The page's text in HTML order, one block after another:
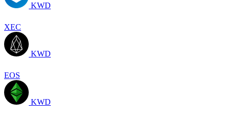
KWD
XEC
KWD
EOS
KWD